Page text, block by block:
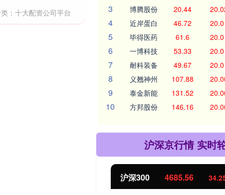
： 十大配资公司平台 3 博腾股份 20.44
4 近岸蛋白 46.72
5 毕得医药 61.6
6 一博科技 53.33
7 耐科装备 49.67
8 义翘神州 107.88
9 泰金新能 131.52
10 方邦股份 146.16
沪深京行情 实时
沪深300 4685.56